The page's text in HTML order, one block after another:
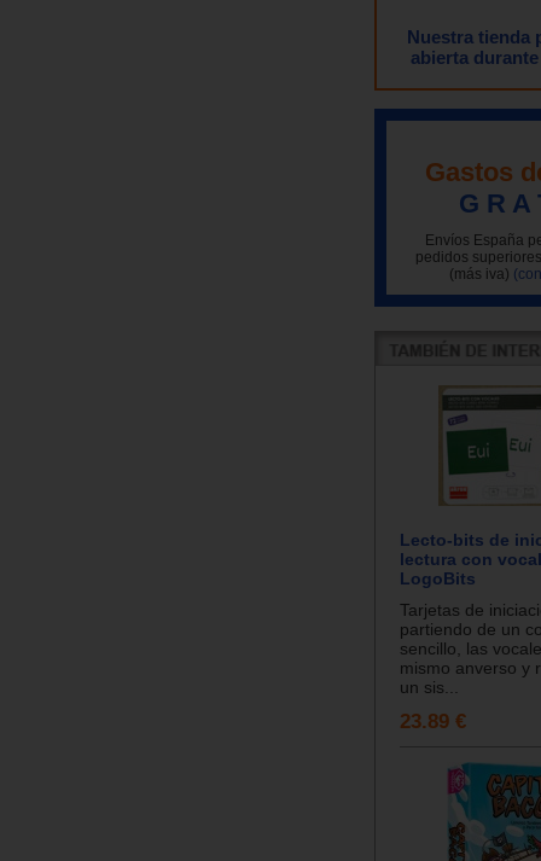
Nuestra tienda
abierta
Gastos
G R A
Envíos España
pedidos
(más iva)
Lecto-bits de
lectura con
LogoBits
Tarjetas de
partiendo de un
sencillo, las
mismo anverso y
un sis...
23.89 €